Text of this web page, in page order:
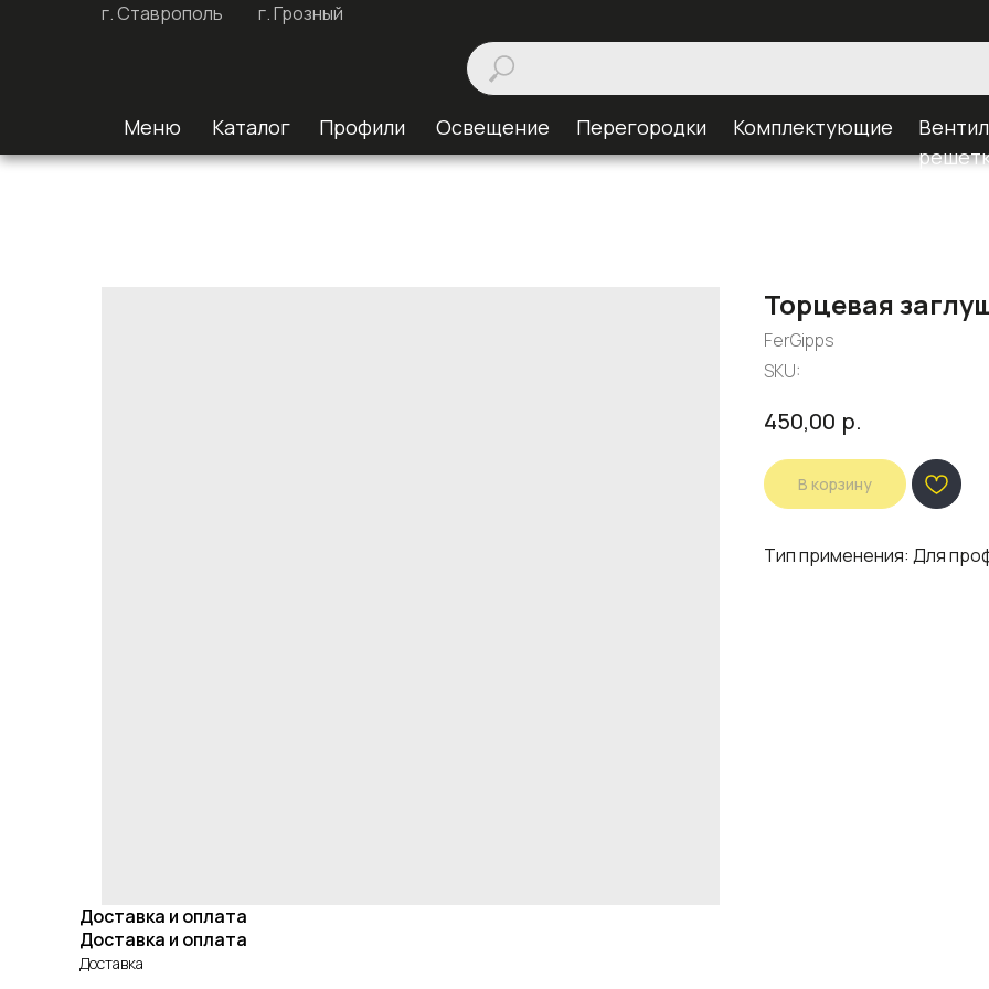
Меню Профили Освещение Перегородки Комплектующие
Каталог
г. Ставрополь г. Грозный
Торцевая
FerGipps
SKU:
450,00 р.
В корзину
Тип применения: Для
Доставка и оплата
Доставка и оплата
Доставка